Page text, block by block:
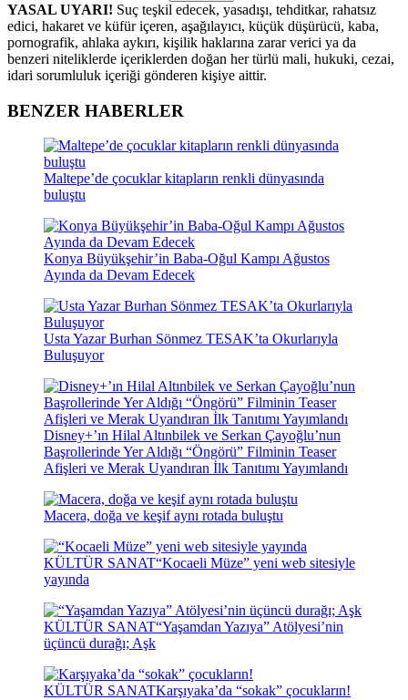
YASAL UYARI! Suç teşkil edecek, yasadışı, tehditkar, rahatsız
edici, hakaret ve küfür içeren, aşağılayıcı, küçük düşürücü, kaba,
pornografik, ahlaka aykırı, kişilik haklarına zarar verici ya da
benzeri niteliklerde içeriklerden doğan her türlü mali, hukuki, cezai,
idari sorumluluk içeriği gönderen kişiye aittir.
BENZER HABERLER
Maltepe’de çocuklar kitapların renkli dünyasında
buluştu
Konya Büyükşehir’in Baba-Oğul Kampı Ağustos
Ayında da Devam Edecek
Usta Yazar Burhan Sönmez TESAK’ta Okurlarıyla
Buluşuyor
Disney+’ın Hilal Altınbilek ve Serkan Çayoğlu’nun
Başrollerinde Yer Aldığı “Öngörü” Filminin Teaser
Afişleri ve Merak Uyandıran İlk Tanıtımı Yayımlandı
Macera, doğa ve keşif aynı rotada buluştu
KÜLTÜR SANAT“Kocaeli Müze” yeni web sitesiyle
yayında
KÜLTÜR SANAT“Yaşamdan Yazıya” Atölyesi’nin
üçüncü durağı; Aşk
KÜLTÜR SANATKarşıyaka’da “sokak” çocukların!